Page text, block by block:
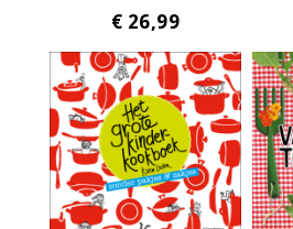
€ 26,99